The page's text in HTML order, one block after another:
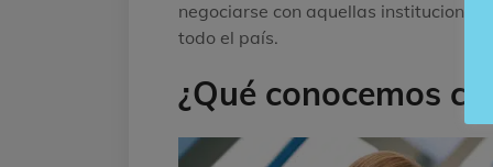
negociarse con aquellas
todo el país.
¿Qué conocemos